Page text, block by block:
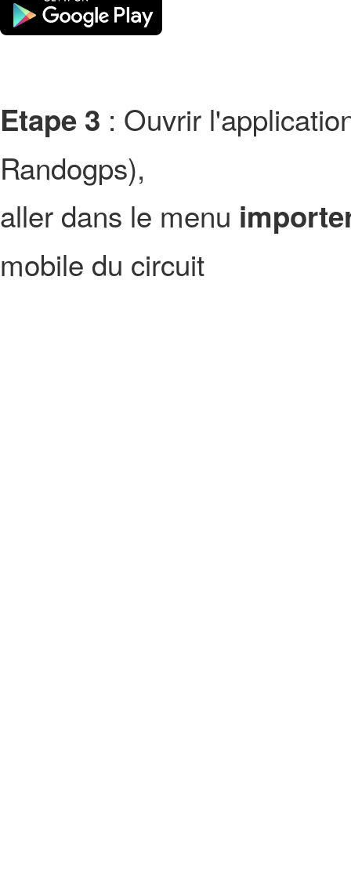
Etape 3 : Ouvrir
Randogps),
aller dans le menu
mobile du circuit